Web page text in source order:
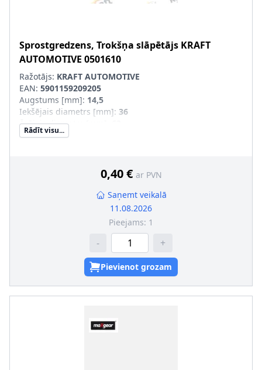
Sprostgredzens, Trokšņa slāpētājs KRAFT
AUTOMOTIVE 0501610
Ražotājs: KRAFT AUTOMOTIVE
EAN: 5901159209205
Augstums [mm]: 14,5
Iekšējais diametrs [mm]: 36
Ārējais diametrs [mm]
Produkcijas numurs
Rādīt visu...
0,40 € ar PVN
Saņemt veikalā
11.08.2026
Pieejams: 1
- +
Pievienot grozam